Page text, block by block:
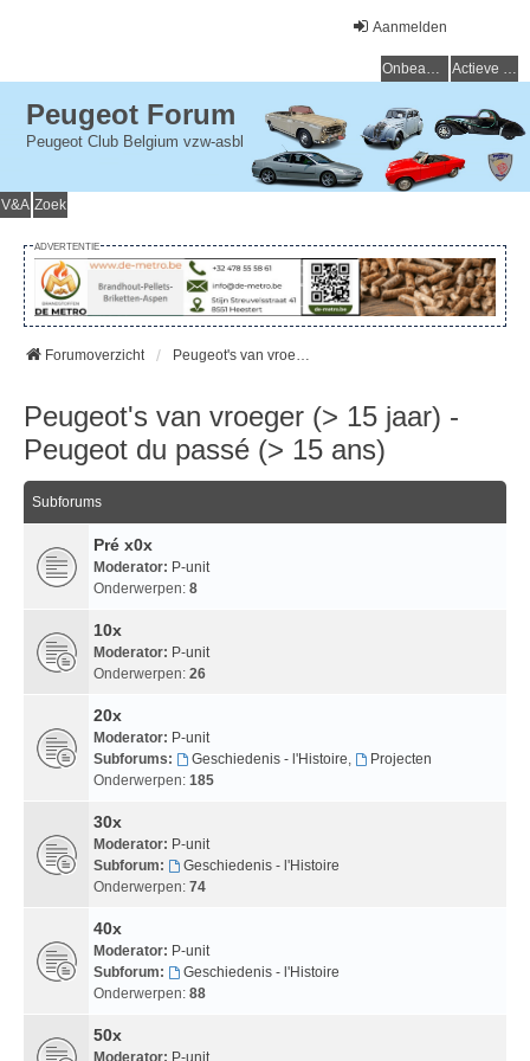
Aanmelden
Onbeantwoorde onderwerpen Actieve onderwerpen
Peugeot Forum
Peugeot Club Belgium vzw-asbl
V&A Zoek
ADVERTENTIE
Forumoverzicht
Peugeot's van vroeger (> 15 jaar) -
Peugeot du passé (> 15 ans)
Subforums
Pré x0x
Moderator: P-unit
Onderwerpen: 8
10x
Moderator: P-unit
Onderwerpen: 26
20x
Moderator: P-unit
Subforums:
Geschiedenis - l'Histoire
Projecten
Onderwerpen: 185
30x
Moderator: P-unit
Subforum:
Geschiedenis - l'Histoire
Onderwerpen: 74
40x
Moderator: P-unit
Subforum:
Geschiedenis - l'Histoire
Onderwerpen: 88
50x
Moderator: P-unit